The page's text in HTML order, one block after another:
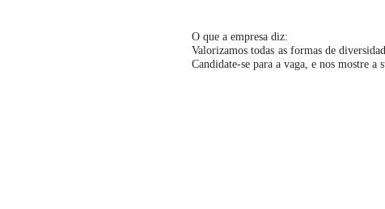
O que a empresa diz:
Valorizamos todas as formas de
Candidate-se para a vaga, e nos mostre a